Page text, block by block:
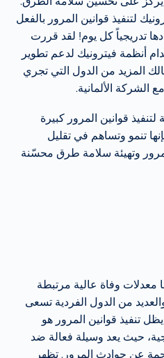
نظام فيترونيك لتنفيذ قوانين المرور بالفعل
تدريجياً كل يوم! لقد قررت
أنظمة فيترونيك لدعم تطوير
المزيد من الدول التي تجري
الشركة الألمانية.
قوانين المرور كبيرة
تنمو وتساهم في تقليل
وتهيئة سلامة طرق محسّنة
معدلات وفاة عالية مرتبطة
من الدول الفردية تسعى
تنفيذ قوانين المرور هو
حيث يعد وسيلة فعالة ضد
عن حوادث المرور. تظهر